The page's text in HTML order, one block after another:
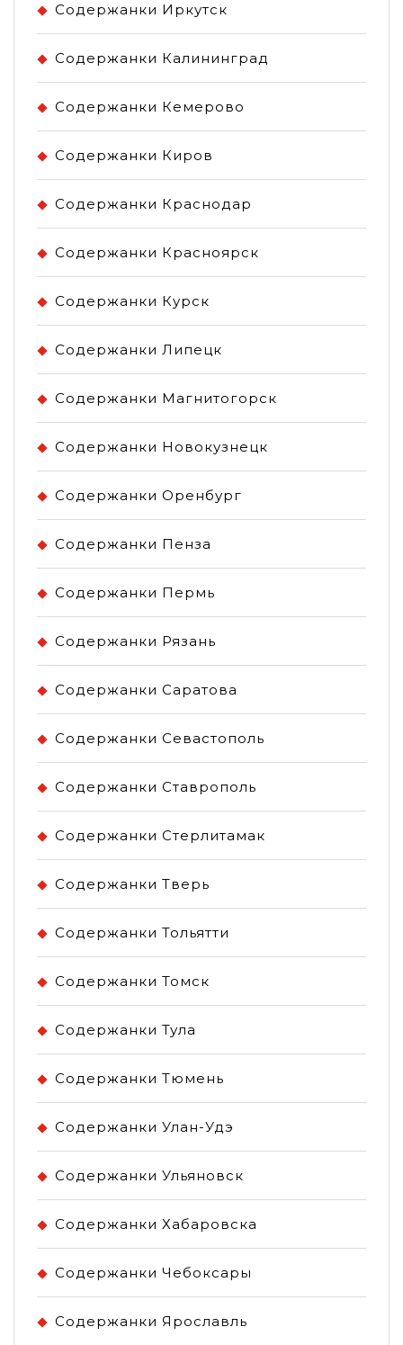
Содержанки Иркутск
Содержанки Калининград
Содержанки Кемерово
Содержанки Киров
Содержанки Краснодар
Содержанки Красноярск
Содержанки Курск
Содержанки Липецк
Содержанки Магнитогорск
Содержанки Новокузнецк
Содержанки Оренбург
Содержанки Пенза
Содержанки Пермь
Содержанки Рязань
Содержанки Саратова
Содержанки Севастополь
Содержанки Ставрополь
Содержанки Стерлитамак
Содержанки Тверь
Содержанки Тольятти
Содержанки Томск
Содержанки Тула
Содержанки Тюмень
Содержанки Улан-Удэ
Содержанки Ульяновск
Содержанки Хабаровска
Содержанки Чебоксары
Содержанки Ярославль